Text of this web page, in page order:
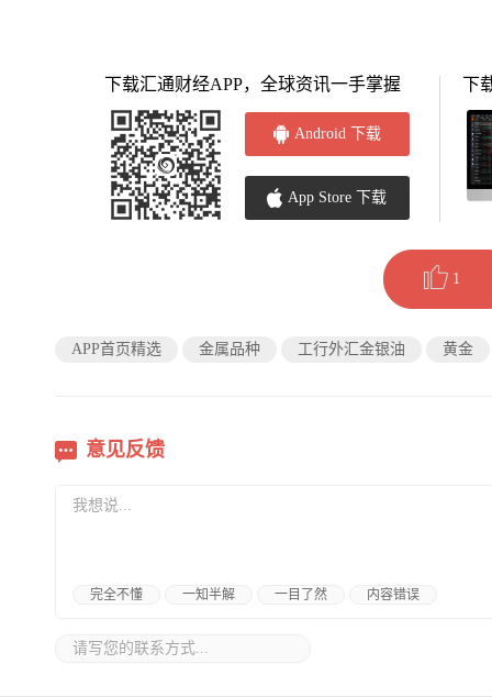
下载汇通财经APP，全球资讯一手掌握
Android 下载
App Store 下载
下
1
APP首页精选 金属品种 工行外汇金银油 黄金
意见反馈
完全不懂 一知半解 一目了然 内容错误